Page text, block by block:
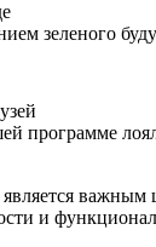
зеленого
программе
является важным
и